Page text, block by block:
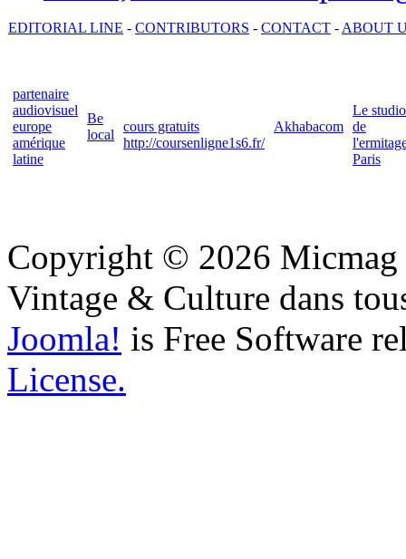
EDITORIAL LINE - CONTRIBUTORS - CONTACT - ABOUT
partenaire
audiovisuel
europe
amérique
latine
Be
local
cours gratuits
http://coursenligne1s6.fr/
Akhabacom
Le studio
de
Paris
Copyright © 2026 Micmag
Vintage & Culture dans
Joomla! is Free Software
License.